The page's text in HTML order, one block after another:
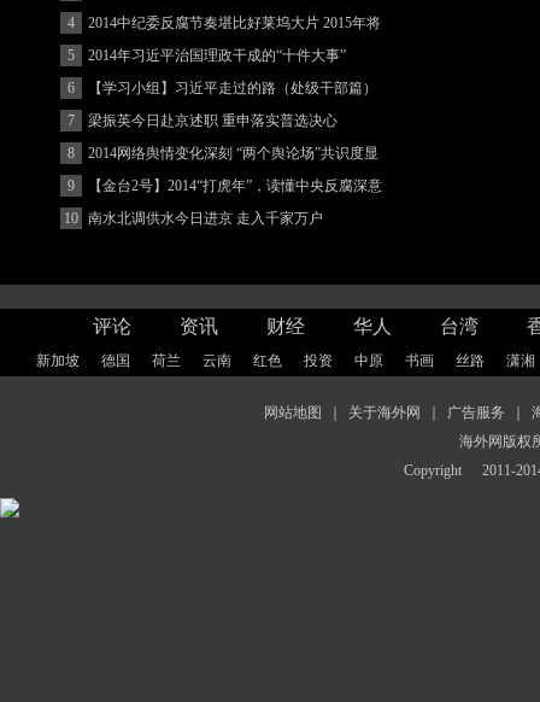
(图)
4
2014中纪委反腐节奏堪比好莱坞大片 2015年将
更忙
5
2014年习近平治国理政干成的“十件大事”
6
【学习小组】习近平走过的路（处级干部篇）
7
梁振英今日赴京述职 重申落实普选决心
8
2014网络舆情变化深刻 “两个舆论场”共识度显
著增强
9
【金台2号】2014“打虎年”，读懂中央反腐深意
10 南水北调供水今日进京 走入千家万户
评论 资讯 财经 华人 台湾
新加坡 德国 荷兰 云南 红色 投资 中原 书画 丝路 潇湘
网站地图 关于海外网 广告服务
海外网版权
Copyright
2011-